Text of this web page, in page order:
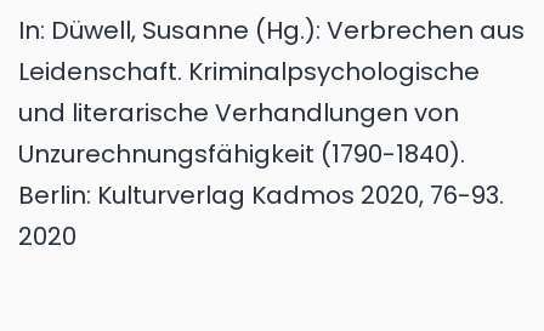
In: Düwell, Susanne (Hg.): Verbrechen aus
Leidenschaft. Kriminalpsychologische
und literarische Verhandlungen von
Unzurechnungsfähigkeit (1790-1840).
Berlin: Kulturverlag Kadmos 2020, 76-93.
2020